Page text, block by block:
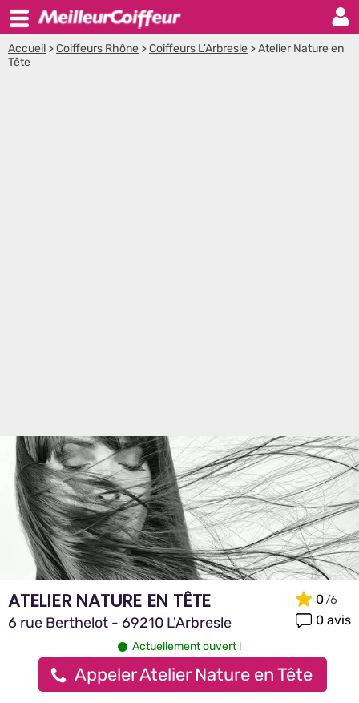
Accueil >Coiffeurs Rhône >Coiffeurs L'Arbresle >Atelier Nature en
Tête
ATELIER NATURE EN TÊTE
6 rue Berthelot - 69210 L'Arbresle
0
0 avis
Actuellement ouvert !
Appeler Atelier Nature en Tête